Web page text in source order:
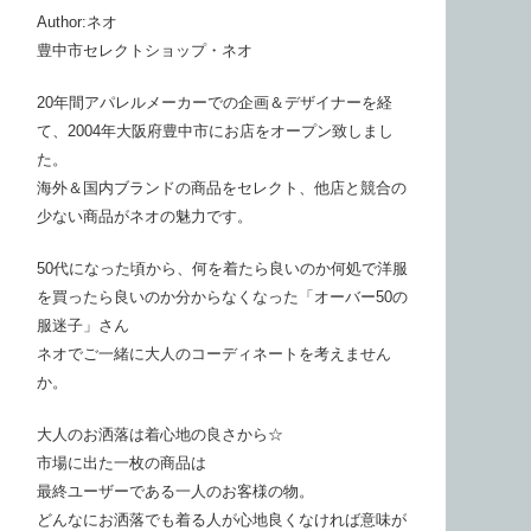
Author:ネオ
豊中市セレクトショップ・ネオ
20年間アパレルメーカーでの企画＆デザイナーを経
て、2004年大阪府豊中市にお店をオープン致しまし
た。
海外＆国内ブランドの商品をセレクト、他店と競合の
少ない商品がネオの魅力です。
50代になった頃から、何を着たら良いのか何処で洋服
を買ったら良いのか分からなくなった「オーバー50の
服迷子」さん
ネオでご一緒に大人のコーディネートを考えません
か。
大人のお洒落は着心地の良さから☆
市場に出た一枚の商品は
最終ユーザーである一人のお客様の物。
どんなにお洒落でも着る人が心地良くなければ意味が